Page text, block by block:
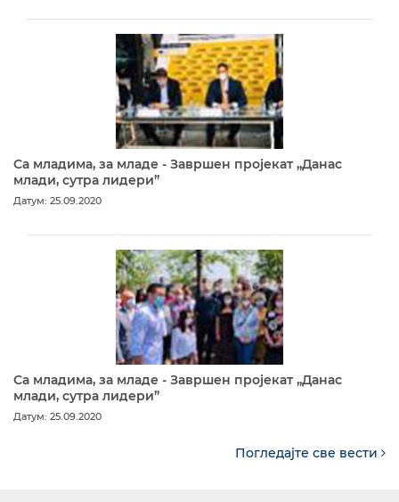
Са младима, за младе - Завршен пројекат „Данас
млади, сутра лидери”
Датум: 25.09.2020
Са младима, за младе - Завршен пројекат „Данас
млади, сутра лидери”
Датум: 25.09.2020
Погледајте све вести